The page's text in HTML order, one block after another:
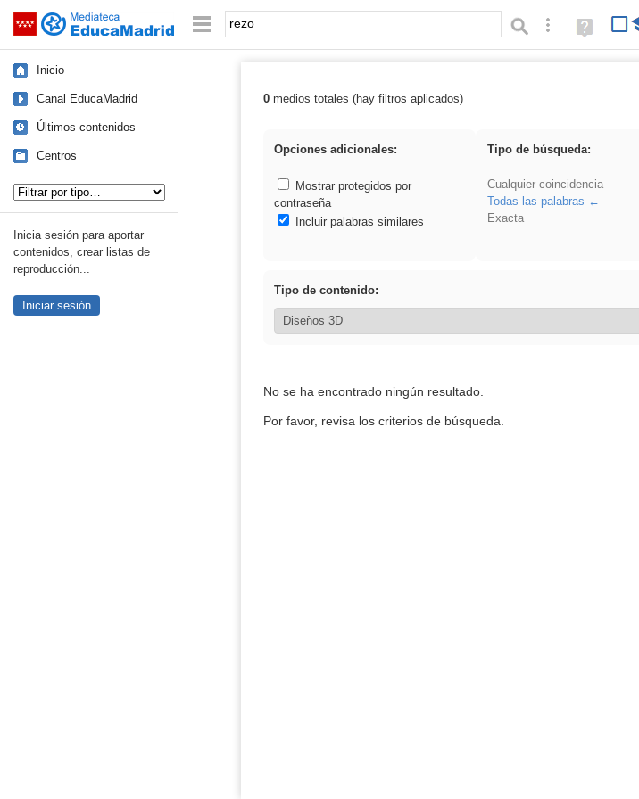
Saltar navegación Palabra o frase: Búsqueda avanzada
Ayuda
(en
Inicio
Canal EducaMadrid
Últimos contenidos
Centros
Inicia sesión para aportar
contenidos, crear listas de
reproducción...
Iniciar sesión
Resultados de: rezo
0medios totales (hay filtros aplicados)
Opciones adicionales:
Mostrar protegidos por
contraseña
Incluir palabras similares
Tipo de búsqueda:
Cualquier coincidencia
Todas las palabras
Exacta
Tipo de contenido:
No se ha encontrado ningún resultado.
Por favor, revisa los criterios de búsqueda.